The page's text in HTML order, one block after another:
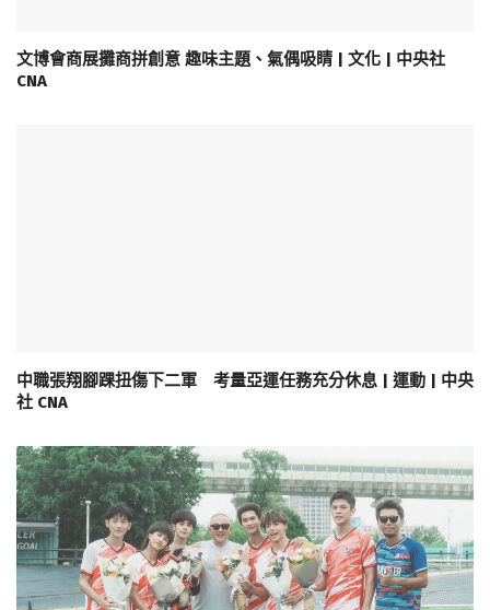
文博會商展攤商拼創意 趣味主題、氣偶吸睛 | 文化 | 中央社
CNA
中職張翔腳踝扭傷下二軍 考量亞運任務充分休息 | 運動 | 中央
社 CNA